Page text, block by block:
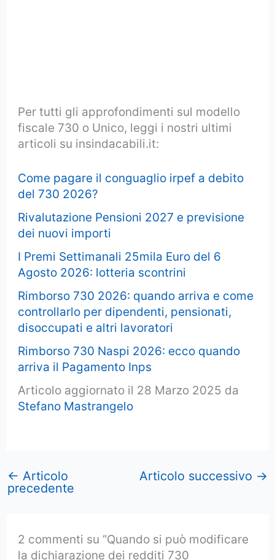
Per tutti gli approfondimenti sul modello
fiscale 730 o Unico, leggi i nostri ultimi
articoli su insindacabili.it:
Come pagare il conguaglio irpef a debito
del 730 2026?
Rivalutazione Pensioni 2027 e previsione
dei nuovi importi
I Premi Settimanali 25mila Euro del 6
Agosto 2026: lotteria scontrini
Rimborso 730 2026: quando arriva e come
controllarlo per dipendenti, pensionati,
disoccupati e altri lavoratori
Rimborso 730 Naspi 2026: ecco quando
arriva il Pagamento Inps
Articolo aggiornato il 28 Marzo 2025 da
Stefano Mastrangelo
← Articolo
precedente
Articolo successivo →
2 commenti su “Quando si può modificare
la dichiarazione dei redditi 730